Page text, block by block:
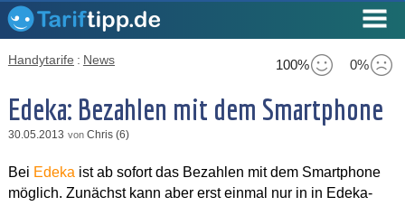
100% 0%
Handytarife : News
Edeka: Bezahlen mit dem Smartphone
30.05.2013 von Chris (6)
Bei Edeka ist ab sofort das Bezahlen mit dem Smartphone
möglich. Zunächst kann aber erst einmal nur in in Edeka-